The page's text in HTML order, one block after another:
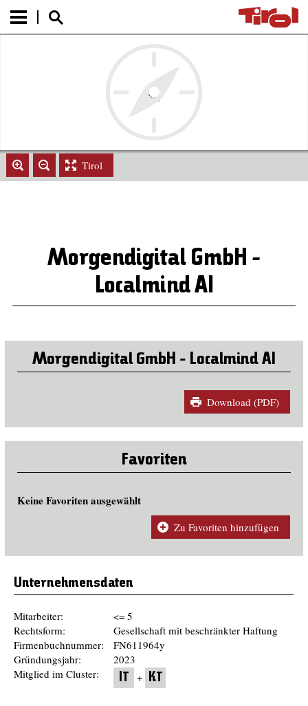
Tirol
Morgendigital GmbH -
Localmind AI
Morgendigital GmbH - Localmind AI
Download (PDF)
Favoriten
Keine Favoriten ausgewählt
Zu Favoriten hinzufügen
Unternehmensdaten
Mitarbeiter:
<= 5
Rechtsform:
Gesellschaft mit beschränkter Haftung
Firmenbuchnummer:
FN611964y
Gründungsjahr:
2023
Mitglied im Cluster:
IT + KT